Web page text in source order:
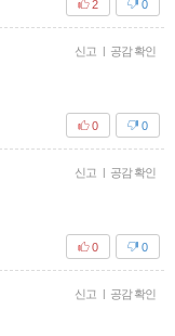
0
2
신고 | 공감 확인
0
0
신고 | 공감 확인
0
0
신고 | 공감 확인